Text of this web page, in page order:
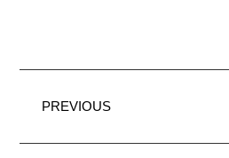
PREVIOUS